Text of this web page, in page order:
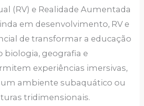
(RV) e Realidade Aumentada
em desenvolvimento, RV e
de transformar a educação
biologia, geografia e
experiências imersivas,
ambiente subaquático ou
tridimensionais.